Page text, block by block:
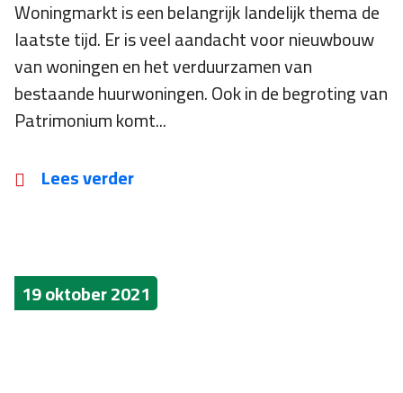
Woningmarkt is een belangrijk landelijk thema de
laatste tijd. Er is veel aandacht voor nieuwbouw
van woningen en het verduurzamen van
bestaande huurwoningen. Ook in de begroting van
Patrimonium komt...
Lees verder
19 oktober 2021